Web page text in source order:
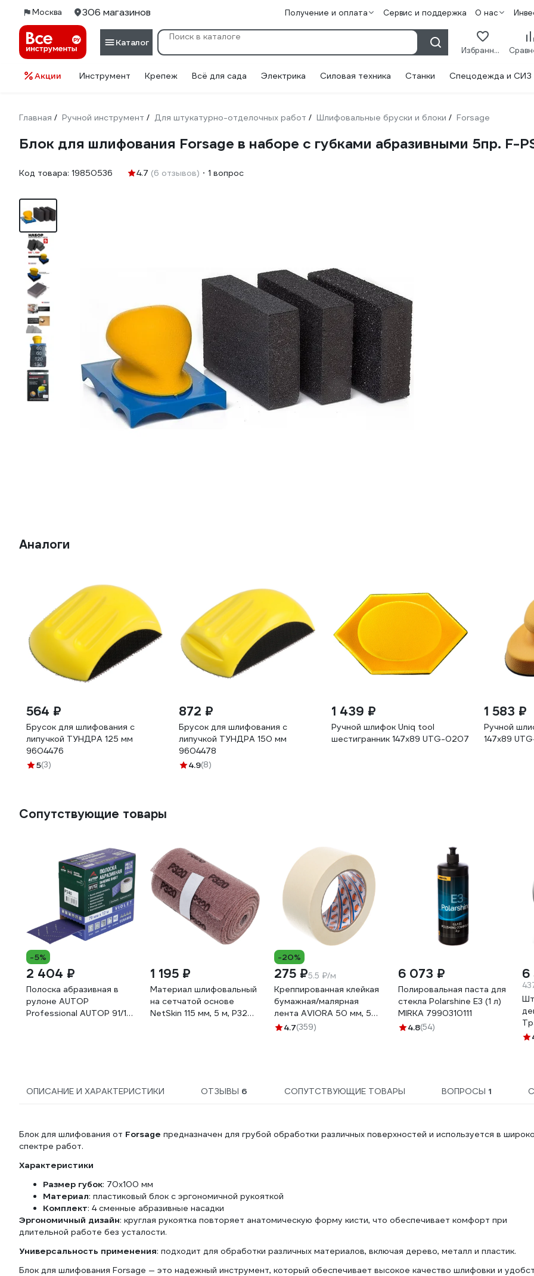
Москва 306 магазинов Получение и оплата Сервис и поддержка О нас
Каталог
Избранное
Акции Инструмент Крепеж Всё для сада Электрика Силовая техника Станки Спецодежда и СИЗ
Главная / Ручной инструмент / Для штукатурно-отделочных работ / Шлифовальные бруски и блоки / Forsage
Блок для шлифования Forsage в наборе с губками абразивными 5пр. F-
Код товара: 19850536 4.7 (6 отзывов) 1 вопрос
Аналоги
564 ₽
Брусок для шлифования с
липучкой ТУНДРА 125 мм
9604476
5(3)
872 ₽
Брусок для шлифования с
липучкой ТУНДРА 150 мм
9604478
4.9(8)
1 439 ₽
Ручной шлифок Uniq tool
шестигранник 147x89 UTG-0207
1 583 ₽
Ручной
147x89
Сопутствующие товары
-5%
2 404 ₽
Полоска абразивная в
рулоне AUTOP
Professional AUTOP 91/12
1 195 ₽
Материал шлифовальный
на сетчатой основе
NetSkin 115 мм, 5 м, Р320
-20%
275 ₽5.5 ₽/м
Креппированная клейкая
бумажная/малярная
лента AVIORA 50 мм, 50
м 304-010
4.7(359)
6 073 ₽
Полировальная паста для
стекла Polarshine E3 (1 л)
MIRKA 7990310111
4.8(54)
6
ОПИСАНИЕ И ХАРАКТЕРИСТИКИ ОТЗЫВЫ 6 СОПУТСТВУЮЩИЕ ТОВАРЫ ВОПРОСЫ 1
Блок для шлифования от Forsage предназначен для грубой обработки различных поверхностей и используется в
спектре работ.
Характеристики
Размер губок: 70х100 мм
Материал: пластиковый блок с эргономичной рукояткой
Комплект: 4 сменные абразивные насадки
Эргономичный дизайн: круглая рукоятка повторяет анатомическую форму кисти, что обеспечивает комфорт при
длительной работе без усталости.
Универсальность применения: подходит для обработки различных материалов, включая дерево, металл и пластик.
Блок для шлифования Forsage — это надежный инструмент, который обеспечивает высокое качество шлифовки и